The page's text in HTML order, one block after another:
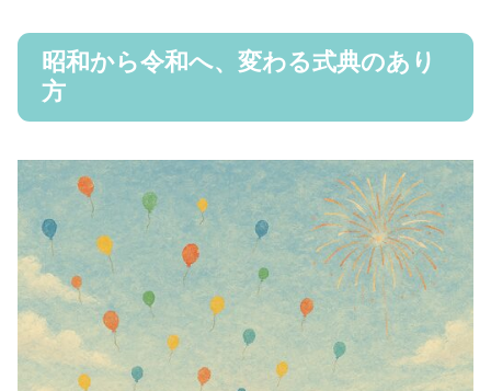
昭和から令和へ、変わる式典のあり
方